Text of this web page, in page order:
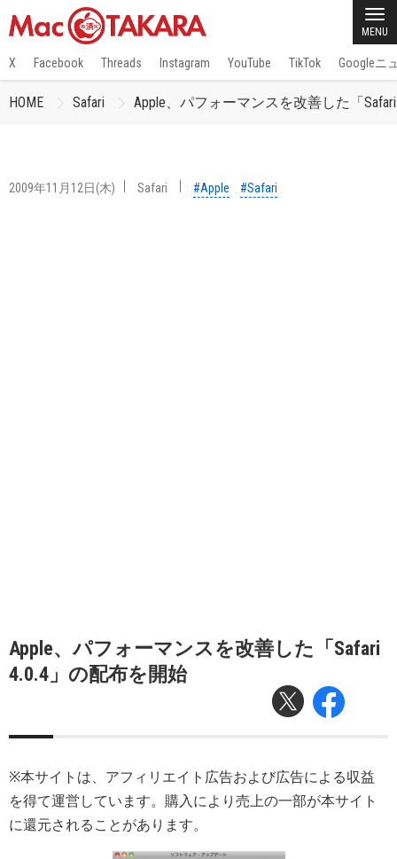
MENU
X Facebook Threads Instagram YouTube TikTok Googleニ
HOME Safari Apple、パフォーマンスを改善した「
2009年11月12日(木) Safari #Apple #Safari
Apple、パフォーマンスを改善した「Safari
4.0.4」の配布を開始
※本サイトは、アフィリエイト広告および広告による収益
を得て運営しています。購入により売上の一部が本サイト
に還元されることがあります。